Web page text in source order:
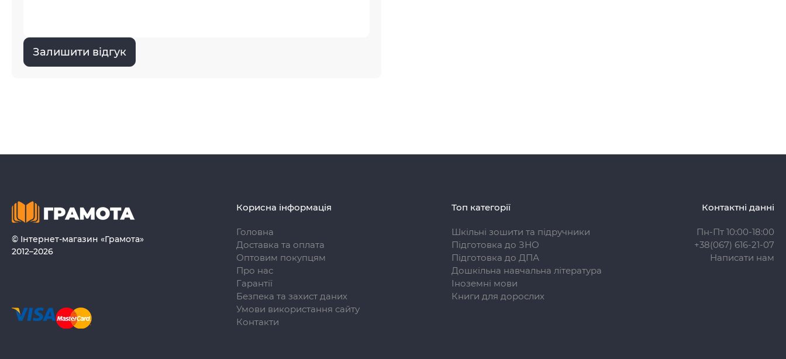
Залишити відгук
© Інтернет-магазин «Грамота»
2012–2026
Корисна інформація
Головна
Доставка та оплата
Оптовим покупцям
Про нас
Гарантії
Безпека та захист даних
Умови використання сайту
Контакти
Топ категорії
Шкільні зошити та підручники
Підготовка до ЗНО
Підготовка до ДПА
Дошкільна навчальна література
Іноземні мови
Книги для дорослих
Контактні данні
Пн-Пт 10:00-18:00
+38(067) 616-21-07
Написати нам